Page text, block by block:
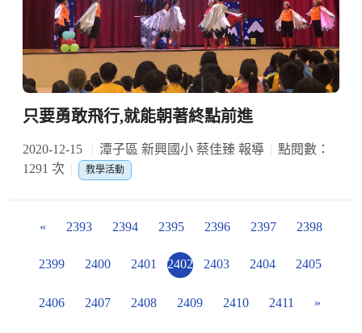
只要勇敢飛行,就能朝著終點前進
2020-12-15 潭子區 新興國小 蔡佳臻 報導
點閱數：
1291 次
教學活動
« 2393 2394 2395 2396 2397 2398
2399 2400 2401 2402 2403 2404 2405
2406 2407 2408 2409 2410 2411 »